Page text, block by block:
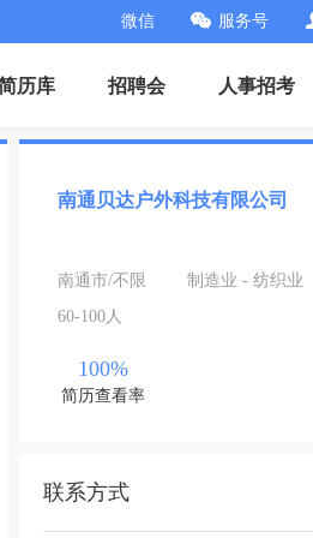
微信 服务号
历库 招聘会 人事招考
南通贝达户外科技有限公司
南通市/不限
制造业 - 纺织业
60-100人
100%
简历查看率
联系方式